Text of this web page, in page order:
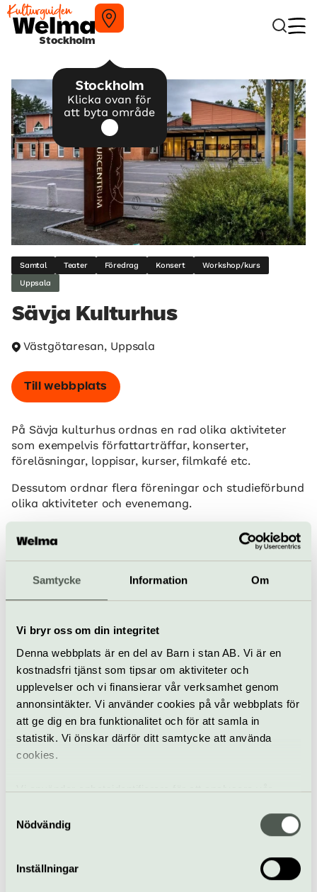
Samtycke Information Om
Vi bryr oss om din integritet
Denna webbplats är en del av Barn i stan AB. Vi är en
kostnadsfri tjänst som tipsar om aktiviteter och
upplevelser och vi finansierar vår verksamhet genom
annonsintäkter. Vi använder cookies på vår webbplats för
att ge dig en bra funktionalitet och för att samla in
statistik. Vi önskar därför ditt samtycke att använda
cookies.
Vi använder enhetsidentifierare för att analysera vår
samt tillhandahålla funktioner för sociala medier. Vi
vidarebefordrar även sådana identifierare och annan
information från din enhet till de sociala medier och
annons- och analysföretag som vi samarbetar med.
Nödvändig
Inställningar
Stockholm
Stockholm
Klicka ovan för
att byta område
Samtal Teater Föredrag Konsert
Workshop/kurs
Uppsala
Sävja Kulturhus
Västgötaresan, Uppsala
Till webbplats
På Sävja kulturhus ordnas en rad olika aktiviteter
som exempelvis författarträffar, konserter,
föreläsningar, loppisar, kurser, filmkafé etc.
Dessutom ordnar flera föreningar och studieförbund
olika aktiviteter och evenemang.
För att kunna delta i en aktivitet behöver du anmäla
dig i förväg. Vissa aktiviteter kostar, medan andra är
gratis. En del är för barn och unga, andra för vuxna.
Pris
Se hemsida för priser
Bra att veta
Kafé
Hiss och ramper
Restaurang
Bar
Hitta hit
hållplatsen Daneport. Kulturhuset ligger på andra
sidan gatan.